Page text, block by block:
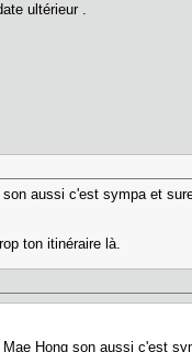
ultérieur .
aussi c'est sympa et
ton itinéraire là.
Hong son aussi c'est